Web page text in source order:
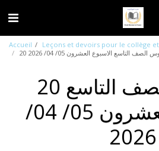
Accueil
Leçons et devoirs pour le collège et
الصف التاسع الاسبوع العشرون 05/ 04/ 2026
20 دروس الصف التاسع
الاسبوع العشرون 05/ 04/
2026